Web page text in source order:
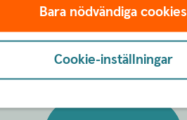
Bara nödvändiga cookies
Cookie-inställningar